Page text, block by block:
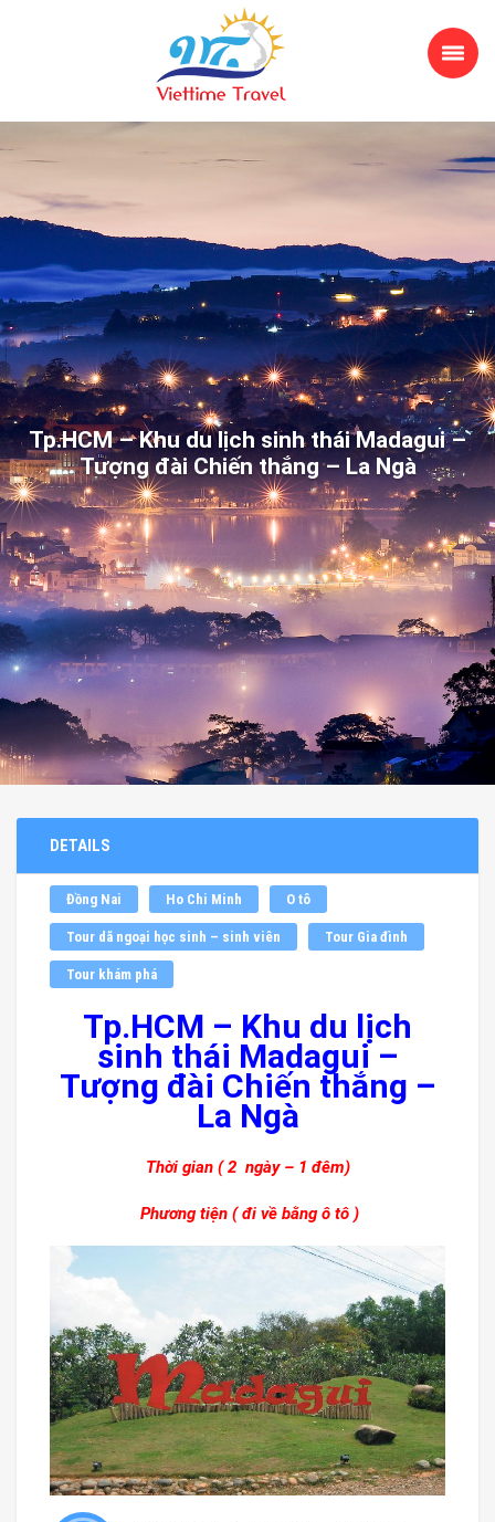
Tp.HCM – Khu du lịch sinh thái Madagui –
Tượng đài Chiến thắng – La Ngà
DETAILS
Đồng Nai Ho Chi Minh O tô
Tour dã ngoại học sinh – sinh viên Tour Gia đình
Tour khám phá
Tp.HCM – Khu du lịch
sinh thái Madagui –
Tượng đài Chiến thắng –
La Ngà
Thời gian ( 2 ngày – 1 đêm)
Phương tiện ( đi về bằng ô tô )